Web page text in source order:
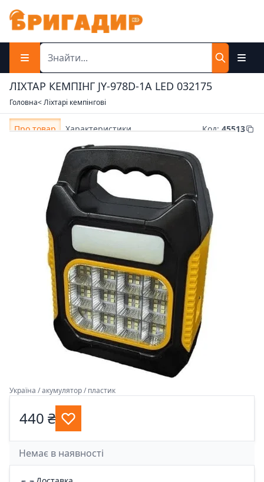
ЛІХТАР КЕМПІНГ JY-978D-1A LED 032175
Головна< Ліхтарі кемпінгові
Про товар Характеристики Код:45513
Україна / акумулятор / пластик
440 ₴
Немає в наявності